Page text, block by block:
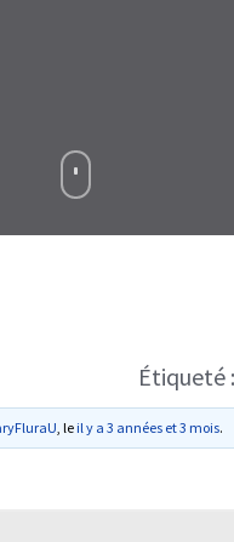
Étiqueté :
, le il y a 3 années et 3 mois.